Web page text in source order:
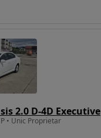
2.0 D-4D Executive
• Unic Proprietar